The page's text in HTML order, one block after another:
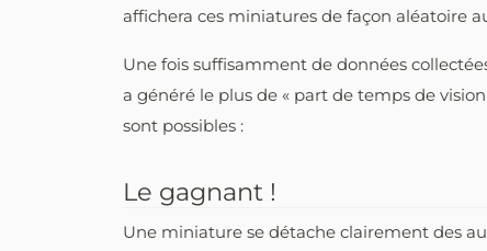
affichera ces miniatures de façon aléatoire
Une fois suffisamment de données
a généré le plus de « part de temps de
sont possibles :
Le gagnant !
Une miniature se détache clairement des